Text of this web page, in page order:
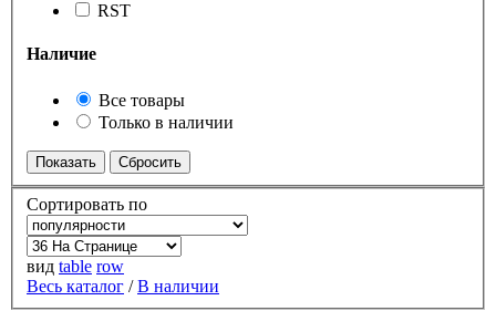
RST
Наличие
Все товары
Только в наличии
Сортировать по
вид table row
Весь каталог /В наличии